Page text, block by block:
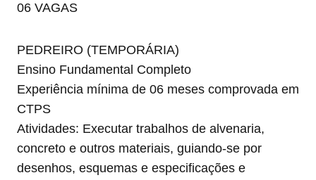
06 VAGAS
PEDREIRO (TEMPORÁRIA)
Ensino Fundamental Completo
Experiência mínima de 06 meses comprovada em
CTPS
Atividades: Executar trabalhos de alvenaria,
concreto e outros materiais, guiando-se por
desenhos, esquemas e especificações e